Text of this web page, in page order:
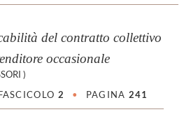
del contratto collettivo
occasionale
)
2 • PAGINA 241